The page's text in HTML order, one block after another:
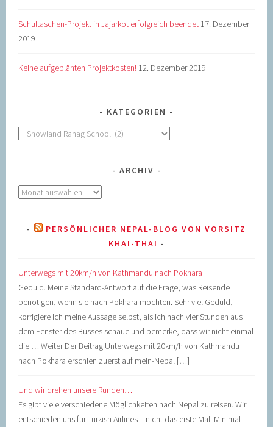
Schultaschen-Projekt in Jajarkot erfolgreich beendet 17. Dezember
2019
Keine aufgeblähten Projektkosten! 12. Dezember 2019
KATEGORIEN
Kategorien
ARCHIV
Archiv
PERSÖNLICHER NEPAL-BLOG VON VORSITZ
KHAI-THAI
Unterwegs mit 20km/h von Kathmandu nach Pokhara
Geduld. Meine Standard-Antwort auf die Frage, was Reisende
benötigen, wenn sie nach Pokhara möchten. Sehr viel Geduld,
korrigiere ich meine Aussage selbst, als ich nach vier Stunden aus
dem Fenster des Busses schaue und bemerke, dass wir nicht einmal
die … Weiter Der Beitrag Unterwegs mit 20km/h von Kathmandu
nach Pokhara erschien zuerst auf mein-Nepal […]
Und wir drehen unsere Runden…
Es gibt viele verschiedene Möglichkeiten nach Nepal zu reisen. Wir
entschieden uns für Turkish Airlines – nicht das erste Mal. Minimal